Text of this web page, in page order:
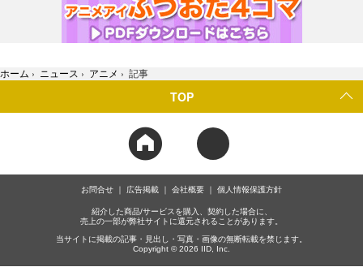
ホーム › ニュース › アニメ › 記事
TOP
お問合せ 広告掲載 会社概要 個人情報保護方針
紹介した商品/サービスを購入、契約した場合に、
売上の一部が弊社サイトに還元されることがあります。
当サイトに掲載の記事・見出し・写真・画像の無断転載を禁じます。
Copyright © 2026 IID, Inc.